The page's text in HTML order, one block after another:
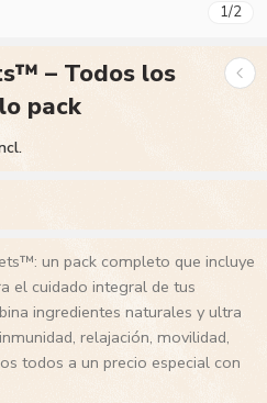
1/2
– Todos los
pack
un pack completo que incluye
el cuidado integral de tus
ingredientes naturales y ultra
relajación, movilidad,
todos a un precio especial con